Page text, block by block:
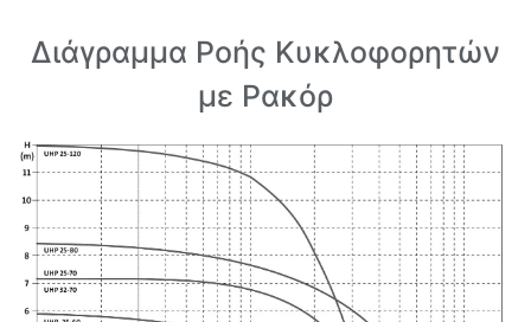
Διάγραμμα Ροής Κυκλοφορητών
με Ρακόρ